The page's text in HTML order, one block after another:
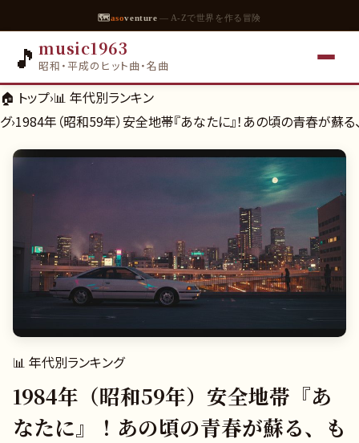
🗺asoventure — A-Zで世界を作る冒険
🎵 music1963
昭和・平成のヒット曲・名曲
🏠 トップ›📊 年代別ランキン
グ›1984年（昭和59年）安全地帯『あなたに』！あの頃の青春が蘇
📊 年代別ランキング
1984年（昭和59年）安全地帯『あ
なたに』！あの頃の青春が蘇る、も